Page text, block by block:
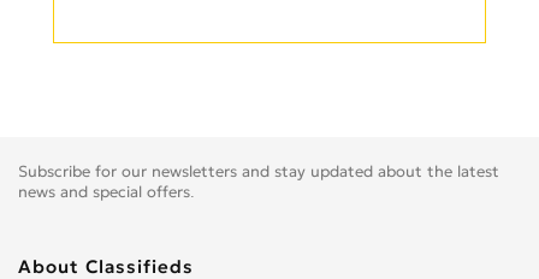
Subscribe for our newsletters and stay updated about the latest
news and special offers.
About Classifieds